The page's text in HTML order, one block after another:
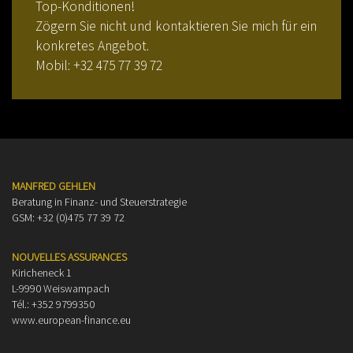
Top-Konditionen!
Zögern Sie nicht und kontaktieren Sie mich für ein
konkretes Angebot.
Mobil: +32 475 77 39 72
MANFRED GEHLEN
Beratung in Finanz- und Steuerstrategie
GSM: +32 (0)475 77 39 72
NOUVELLES ASSURANCES
Kiricheneck 1
L-9990 Weiswampach
Tél.: +352 9799350
www.european-finance.eu